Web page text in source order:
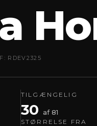
RDEV2325
TILGÆNGELIG
30 af 81
STØRRELSE FRA